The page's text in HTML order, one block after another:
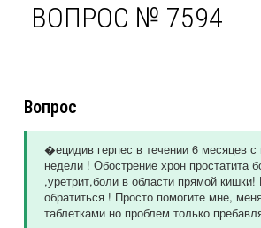
ВОПРОС № 7594
Вопрос
�ецидив герпес в течении 6 месяцев
недели ! Обострение хрон простатита
,уретрит,боли в области прямой
обратиться ! Просто помогите мне,
таблетками но проблем только